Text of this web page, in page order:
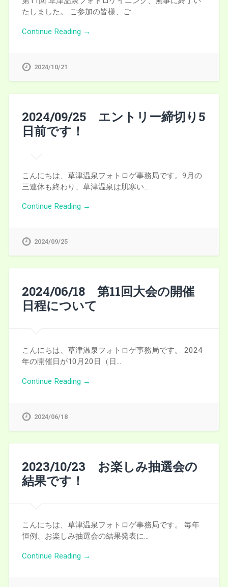
たしました。 ご参加の皆様、ご…
Continue Reading →
2024/10/21
2024/09/25 エントリー締切り5
日前です！
こんにちは、草津温泉フォトロゲ事務局です。9月の
三連休も終わり、草津温泉は肌寒い…
Continue Reading →
2024/09/25
2024/06/18 第11回大会の開催
日程について
こんにちは、草津温泉フォトロゲ事務局です。 2024
年の開催日が10月20日（日…
Continue Reading →
2024/06/18
2023/10/23 お楽しみ抽選会の
結果です！
こんにちは、草津温泉フォトロゲ事務局です。 毎年
恒例、お楽しみ抽選会の結果発表に…
Continue Reading →